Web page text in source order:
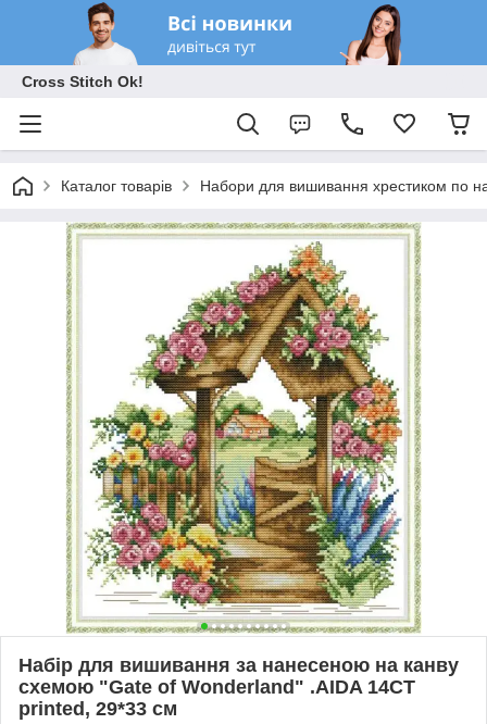
Cross Stitch Ok!
Каталог товарів Набори для вишивання хрестиком по
Набір для вишивання за нанесеною на канву
схемою "Gate of Wonderland" .AIDA 14CT
printed, 29*33 см